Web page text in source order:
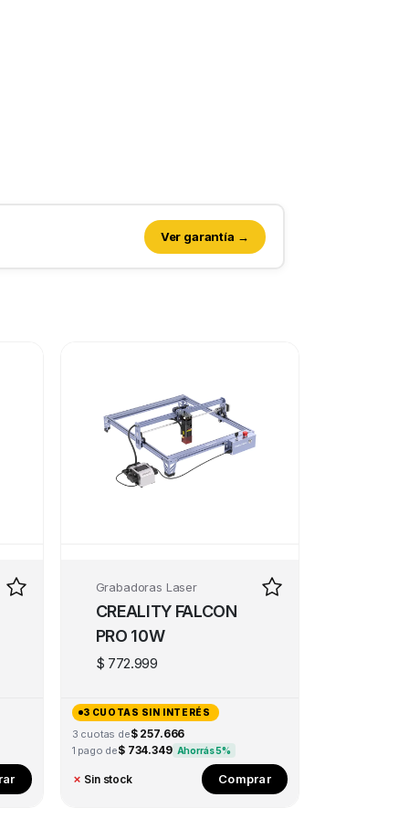
Ver garantía →
Grabadoras Laser
CREALITY FALCON
PRO 10W
$ 772.999
3 CUOTAS SIN INTERÉS
3 cuotas de$ 257.666
1 pago de$ 734.349 Ahorrás 5%
✗ Sin stock Comprar